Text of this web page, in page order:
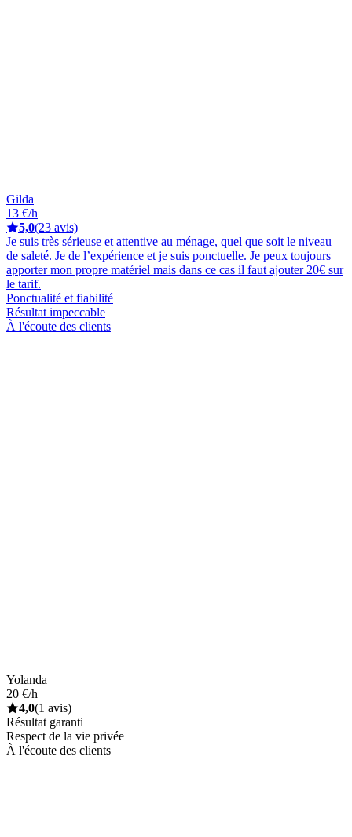
Gilda
13 €/h
5,0(23 avis)
Je suis très sérieuse et attentive au ménage, quel que soit le niveau
de saleté. Je de l’expérience et je suis ponctuelle. Je peux toujours
apporter mon propre matériel mais dans ce cas il faut ajouter 20€ sur
le tarif.
Ponctualité et fiabilité
Résultat impeccable
À l'écoute des clients
Yolanda
20 €/h
4,0(1 avis)
Résultat garanti
Respect de la vie privée
À l'écoute des clients